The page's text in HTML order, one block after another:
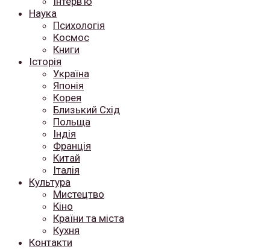
Наука
Психологія
Космос
Книги
Історія
Україна
Японія
Корея
Близький Схід
Польща
Індія
Франція
Китай
Італія
Культура
Мистецтво
Кіно
Країни та міста
Кухня
Контакти